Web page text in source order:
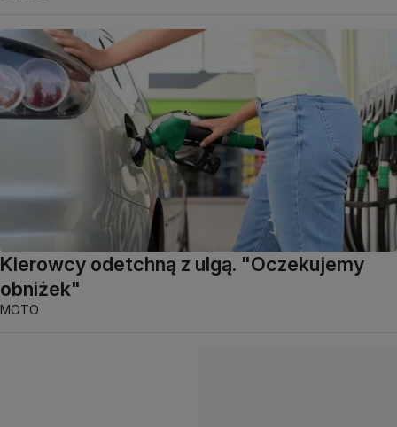
Kierowcy odetchną z ulgą. "Oczekujemy
obniżek"
MOTO